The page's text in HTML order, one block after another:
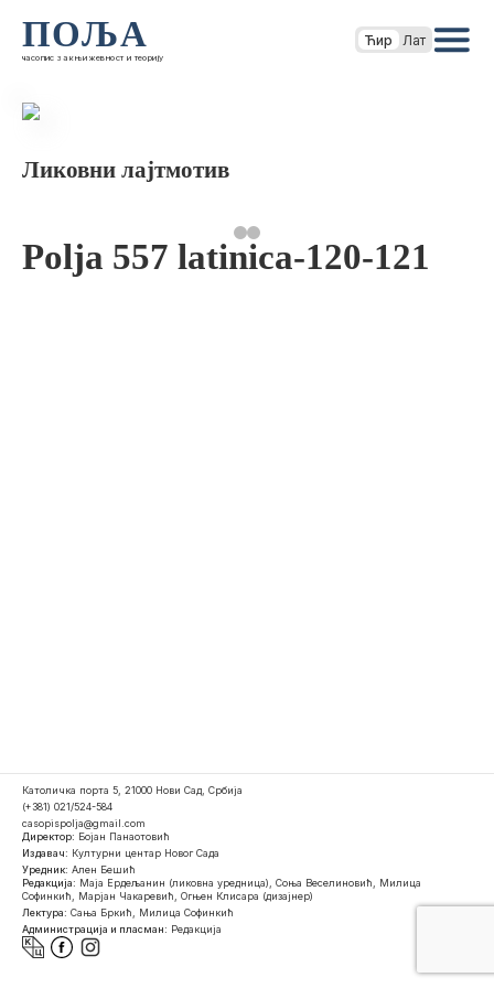
ПОЉА
часопис за књижевност и теорију
Ћир Лат
Ликовни лајтмотив
Polja 557 latinica-120-121
Католичка порта 5, 21000 Нови Сад, Србија
(+381) 021/524-584
casopispolja@gmail.com
Директор: Бојан Панаотовић
Издавач: Културни центар Новог Сада
Уредник: Ален Бешић
Редакција: Маја Ердељанин (ликовна уредница), Соња Веселиновић, Милица
Софинкић, Марјан Чакаревић, Огњен Клисара (дизајнер)
Лектура: Сања Бркић, Милица Софинкић
Администрација и пласман: Редакција